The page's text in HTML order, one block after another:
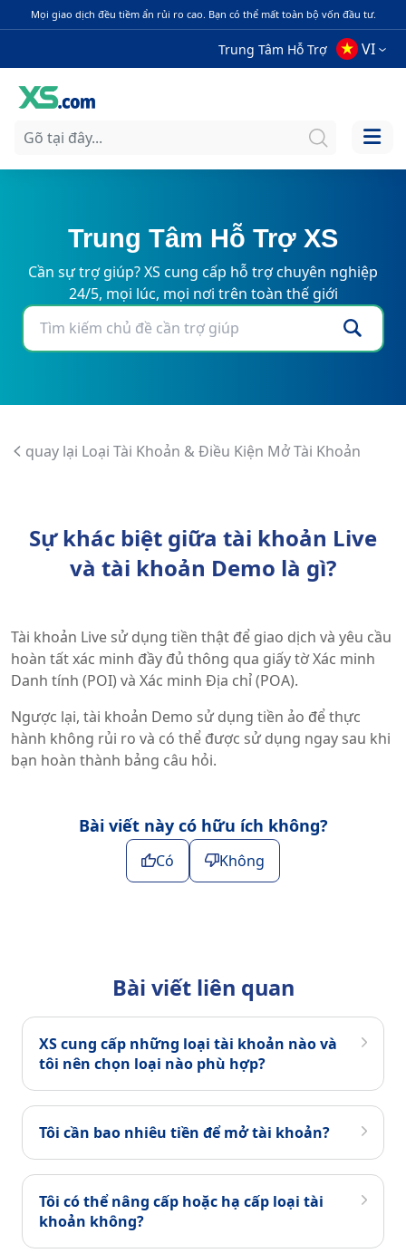
Mọi giao dịch đều tiềm ẩn rủi ro cao. Bạn có thể mất toàn bộ vốn đầu tư.
Trung Tâm Hỗ Trợ VI
Trung Tâm Hỗ Trợ XS
Cần sự trợ giúp? XS cung cấp hỗ trợ chuyên nghiệp
24/5, mọi lúc, mọi nơi trên toàn thế giới
quay lại Loại Tài Khoản & Điều Kiện Mở Tài Khoản
Sự khác biệt giữa tài khoản Live
và tài khoản Demo là gì?
Tài khoản Live sử dụng tiền thật để giao dịch và yêu cầu
hoàn tất xác minh đầy đủ thông qua giấy tờ Xác minh
Danh tính (POI) và Xác minh Địa chỉ (POA).
Ngược lại, tài khoản Demo sử dụng tiền ảo để thực
hành không rủi ro và có thể được sử dụng ngay sau khi
bạn hoàn thành bảng câu hỏi.
Bài viết này có hữu ích không?
Có Không
Bài viết liên quan
XS cung cấp những loại tài khoản nào và
tôi nên chọn loại nào phù hợp?
Tôi cần bao nhiêu tiền để mở tài khoản?
Tôi có thể nâng cấp hoặc hạ cấp loại tài
khoản không?